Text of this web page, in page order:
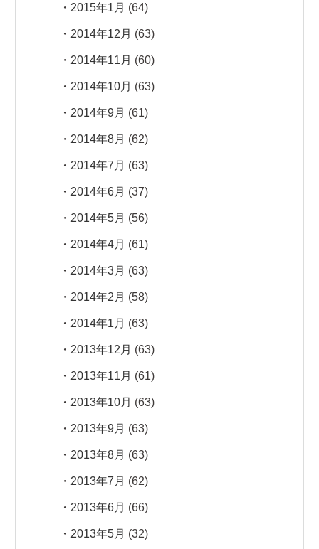
2015年1月 (64)
2014年12月 (63)
2014年11月 (60)
2014年10月 (63)
2014年9月 (61)
2014年8月 (62)
2014年7月 (63)
2014年6月 (37)
2014年5月 (56)
2014年4月 (61)
2014年3月 (63)
2014年2月 (58)
2014年1月 (63)
2013年12月 (63)
2013年11月 (61)
2013年10月 (63)
2013年9月 (63)
2013年8月 (63)
2013年7月 (62)
2013年6月 (66)
2013年5月 (32)